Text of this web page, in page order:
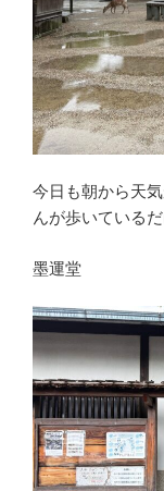
今日も朝から天
んが歩いている
墨運堂